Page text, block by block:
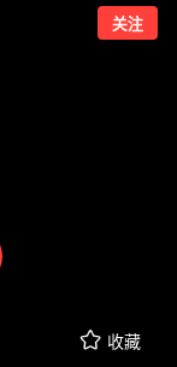
关注
收藏